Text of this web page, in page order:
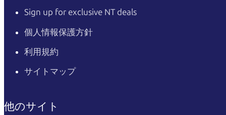
Sign up for exclusive NT deals
個人情報保護方針
利用規約
サイトマップ
他のサイト